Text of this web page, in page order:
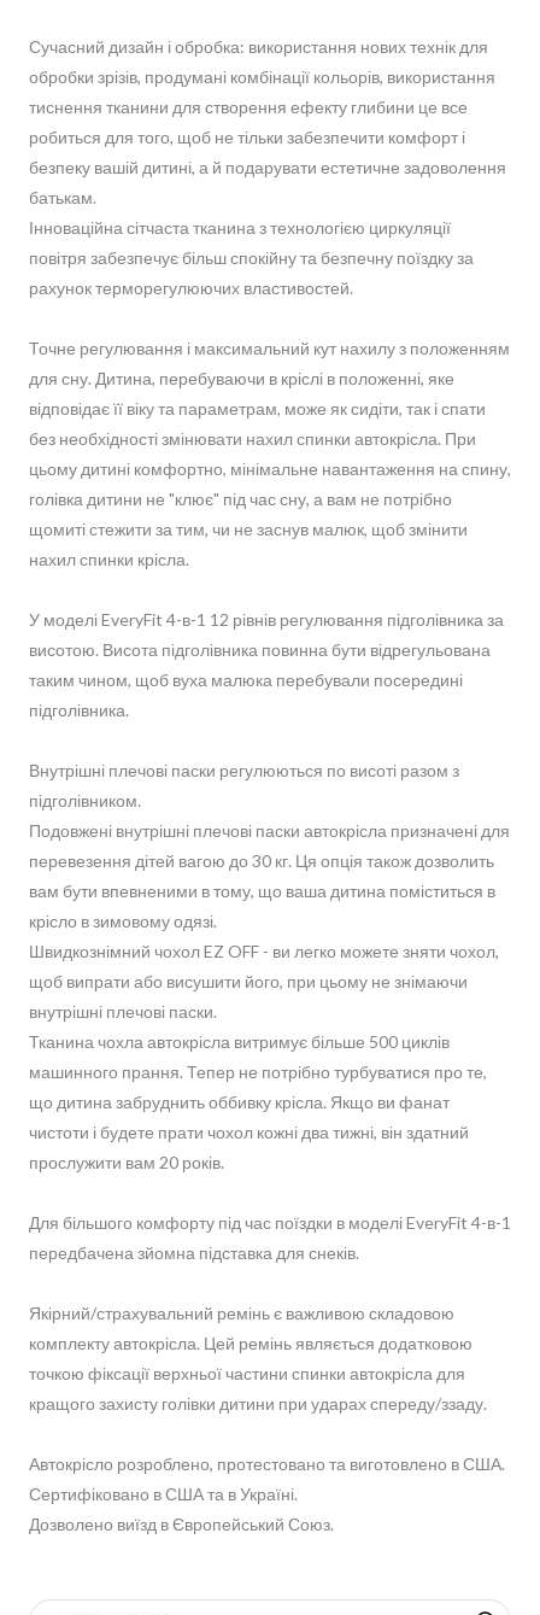
Сучасний дизайн і обробка: використання нових технік для
обробки зрізів, продумані комбінації кольорів, використання
тиснення тканини для створення ефекту глибини це все
робиться для того, щоб не тільки забезпечити комфорт і
безпеку вашій дитині, а й подарувати естетичне задоволення
батькам.
Інноваційна сітчаста тканина з технологією циркуляції
повітря забезпечує більш спокійну та безпечну поїздку за
рахунок терморегулюючих властивостей.
Точне регулювання і максимальний кут нахилу з положенням
для сну. Дитина, перебуваючи в кріслі в положенні, яке
відповідає її віку та параметрам, може як сидіти, так і спати
без необхідності змінювати нахил спинки автокрісла. При
цьому дитині комфортно, мінімальне навантаження на спину,
голівка дитини не "клює" під час сну, а вам не потрібно
щомиті стежити за тим, чи не заснув малюк, щоб змінити
нахил спинки крісла.
У моделі EveryFit 4-в-1 12 рівнів регулювання підголівника за
висотою. Висота підголівника повинна бути відрегульована
таким чином, щоб вуха малюка перебували посередині
підголівника.
Внутрішні плечові паски регулюються по висоті разом з
підголівником.
Подовжені внутрішні плечові паски автокрісла призначені для
перевезення дітей вагою до 30 кг. Ця опція також дозволить
вам бути впевненими в тому, що ваша дитина поміститься в
крісло в зимовому одязі.
Швидкознімний чохол EZ OFF - ви легко можете зняти чохол,
щоб випрати або висушити його, при цьому не знімаючи
внутрішні плечові паски.
Тканина чохла автокрісла витримує більше 500 циклів
машинного прання. Тепер не потрібно турбуватися про те,
що дитина забруднить оббивку крісла. Якщо ви фанат
чистоти і будете прати чохол кожні два тижні, він здатний
прослужити вам 20 років.
Для більшого комфорту під час поїздки в моделі EveryFit 4-в-1
передбачена зйомна підставка для снеків.
Якірний/страхувальний ремінь є важливою складовою
комплекту автокрісла. Цей ремінь являється додатковою
точкою фіксації верхньої частини спинки автокрісла для
кращого захисту голівки дитини при ударах спереду/ззаду.
Автокрісло розроблено, протестовано та виготовлено в США.
Сертифіковано в США та в Україні.
Дозволено виїзд в Європейський Союз.